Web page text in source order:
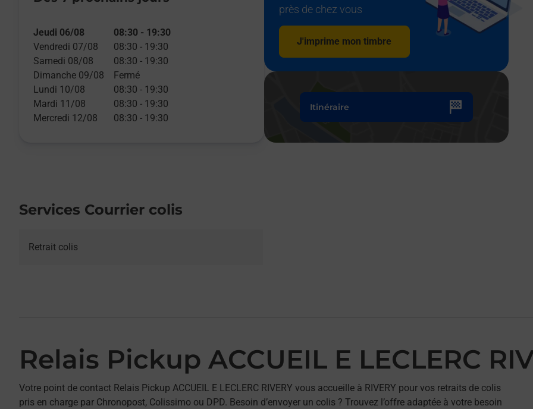
Jeudi 06/08 08:30 - 19:30
Vendredi 07/08
08:30 - 19:30
Samedi 08/08
08:30 - 19:30
Dimanche 09/08
Fermé
Lundi 10/08
08:30 - 19:30
Mardi 11/08
08:30 - 19:30
Mercredi 12/08
08:30 - 19:30
près de chez vous
J'imprime mon timbre
Itinéraire
Services Courrier colis
Retrait colis
Relais Pickup ACCUEIL E LECLERC
Votre point de contact Relais Pickup ACCUEIL E LECLERC RIVERY vous accueille à RIVERY pour vos retraits de colis
pris en charge par Chronopost, Colissimo ou DPD. Besoin d’envoyer un colis ? Trouvez l’offre adaptée à votre besoin